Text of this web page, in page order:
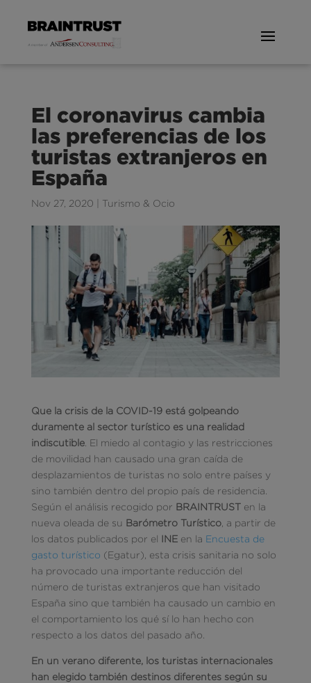
El coronavirus cambia
las preferencias de los
turistas extranjeros en
España
Nov 27, 2020 Turismo & Ocio
Que la crisis de la COVID-19 está golpeando
duramente al sector turístico es una realidad
indiscutible. El miedo al contagio y las restricciones
de movilidad han causado una gran caída de
desplazamientos de turistas no solo entre países y
sino también dentro del propio país de residencia.
Según el análisis recogido por BRAINTRUSTen la
nueva oleada de su Barómetro Turístico, a partir de
los datos publicados por el INEen la Encuesta de
gasto turístico (Egatur), esta crisis sanitaria no solo
ha provocado una importante reducción del
número de turistas extranjeros que han visitado
España sino que también ha causado un cambio en
el comportamiento los qué sí lo han hecho con
respecto a los datos del pasado año.
En un verano diferente, los turistas internacionales
han elegido también destinos diferentes según su